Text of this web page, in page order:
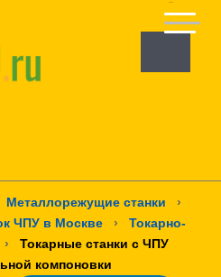
Металлорежущие станки
›
ЧПУ в Москве
›
Токарно-
›
Токарные станки с ЧПУ
компоновки